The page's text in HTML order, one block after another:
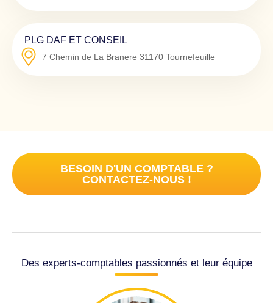
PLG DAF ET CONSEIL
7 Chemin de La Branere 31170 Tournefeuille
BESOIN D'UN COMPTABLE ?
CONTACTEZ-NOUS !
Des experts-comptables passionnés et leur équipe